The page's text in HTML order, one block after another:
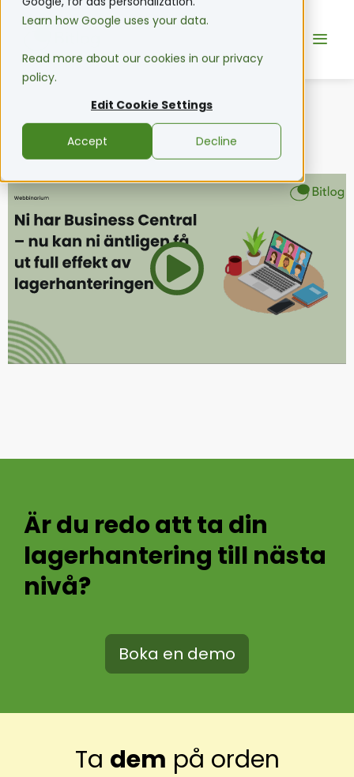
Learn how Google uses your data.
Read more about our cookies in our privacy
policy.
Edit Cookie Settings
Accept Decline
Är du redo att ta din
lagerhantering till nästa
nivå?
Boka en demo
Ta dem på orden